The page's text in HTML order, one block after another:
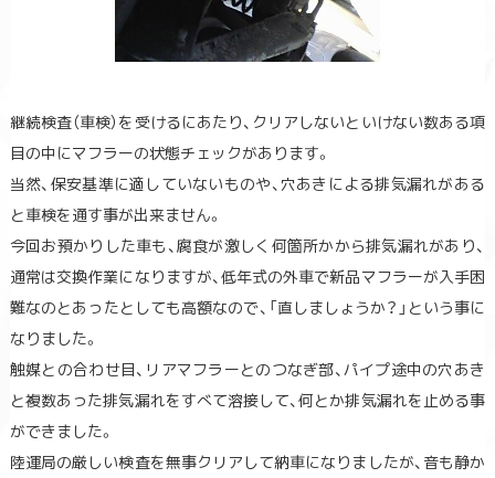
継続検査（車検）を受けるにあたり、クリアしないといけない数ある項
目の中にマフラーの状態チェックがあります。
当然、保安基準に適していないものや、穴あきによる排気漏れがある
と車検を通す事が出来ません。
今回お預かりした車も、腐食が激しく何箇所かから排気漏れがあり、
通常は交換作業になりますが、低年式の外車で新品マフラーが入手困
難なのとあったとしても高額なので、「直しましょうか？」という事に
なりました。
触媒との合わせ目、リアマフラーとのつなぎ部、パイプ途中の穴あき
と複数あった排気漏れをすべて溶接して、何とか排気漏れを止める事
ができました。
陸運局の厳しい検査を無事クリアして納車になりましたが、音も静か